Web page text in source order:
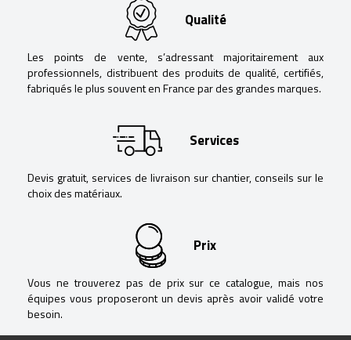
Qualité
Les points de vente, s’adressant majoritairement aux
professionnels, distribuent des produits de qualité, certifiés,
fabriqués le plus souvent en France par des grandes marques.
Services
Devis gratuit, services de livraison sur chantier, conseils sur le
choix des matériaux.
Prix
Vous ne trouverez pas de prix sur ce catalogue, mais nos
équipes vous proposeront un devis après avoir validé votre
besoin.